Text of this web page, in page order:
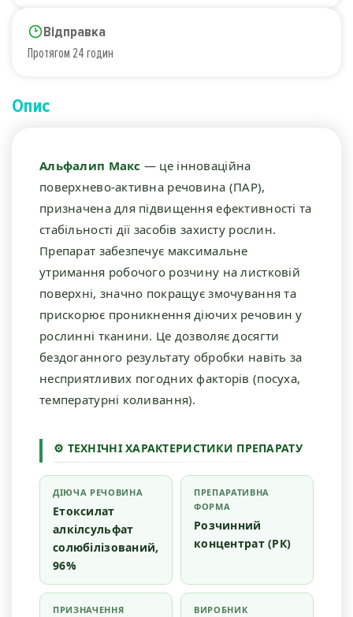
Відправка
Протягом 24 годин
Опис
Альфалип Макс — це інноваційна
поверхнево-активна речовина (ПАР),
призначена для підвищення ефективності та
стабільності дії засобів захисту рослин.
Препарат забезпечує максимальне
утримання робочого розчину на листковій
поверхні, значно покращує змочування та
прискорює проникнення діючих речовин у
рослинні тканини. Це дозволяє досягти
бездоганного результату обробки навіть за
несприятливих погодних факторів (посуха,
температурні коливання).
⚙ ТЕХНІЧНІ ХАРАКТЕРИСТИКИ ПРЕПАРАТУ
ДІЮЧА РЕЧОВИНА
Етоксилат
алкілсульфат
солюбілізований,
96%
ПРЕПАРАТИВНА
ФОРМА
Розчинний
концентрат (РК)
ПРИЗНАЧЕННЯ ВИРОБНИК